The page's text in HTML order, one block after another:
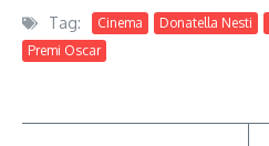
Tag: Cinema Donatella Nesti
Premi Oscar